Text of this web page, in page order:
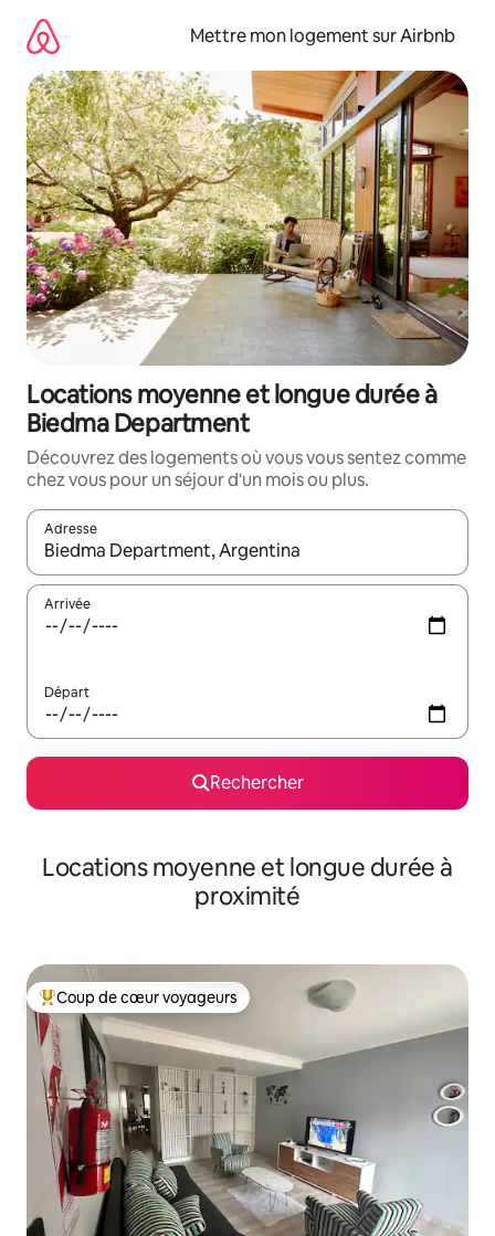
directement
contenu
Mettre mon logement sur Airbnb
Locations moyenne et longue durée à
Biedma Department
Découvrez des logements où vous vous sentez comme
chez vous pour un séjour d'un mois ou plus.
Adresse
Lorsque les résultats s'affichent, utilisez les flèches vers le
Arrivée
Départ
Rechercher
Locations moyenne et longue durée à
proximité
Coups de cœur voyageurs les plus appréciés
Coup de cœur voyageurs